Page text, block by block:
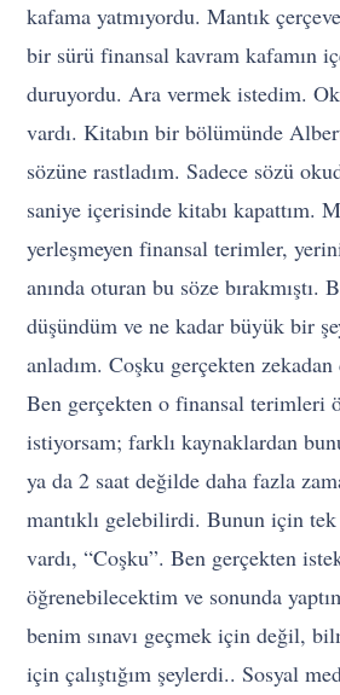
kafama yatmıyordu. Mantık
bir sürü finansal kavram kafamın
duruyordu. Ara vermek istedim.
vardı. Kitabın bir bölümünde
sözüne rastladım. Sadece sözü
saniye içerisinde kitabı kapattım.
yerleşmeyen finansal terimler,
anında oturan bu söze bırakmıştı.
düşündüm ve ne kadar büyük bir
anladım. Coşku gerçekten
Ben gerçekten o finansal terimleri
istiyorsam; farklı kaynaklardan
ya da 2 saat değilde daha fazla
mantıklı gelebilirdi. Bunun için
vardı, “Coşku”. Ben gerçekten
öğrenebilecektim ve sonunda
benim sınavı geçmek için değil,
için çalıştığım şeylerdi.. Sosyal